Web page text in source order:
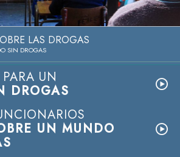
Ver Video
LAS DROGAS
SIN DROGAS
UN
DROGAS
UN MUNDO